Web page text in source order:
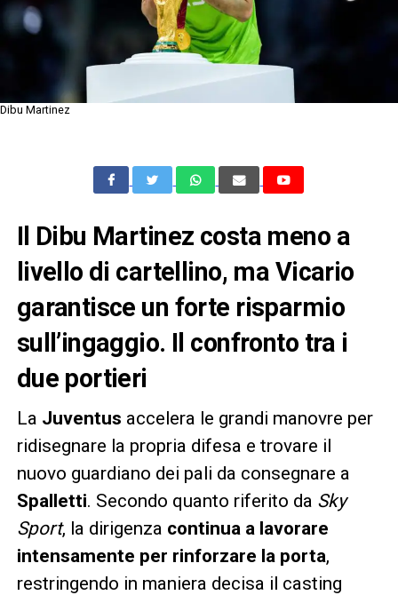
Dibu Martinez
Il Dibu Martinez costa meno a
livello di cartellino, ma Vicario
garantisce un forte risparmio
sull’ingaggio. Il confronto tra i
due portieri
La Juventus accelera le grandi manovre per
ridisegnare la propria difesa e trovare il
nuovo guardiano dei pali da consegnare a
Spalletti. Secondo quanto riferito da Sky
Sport, la dirigenza continua a lavorare
intensamente per rinforzare la porta,
restringendo in maniera decisa il casting